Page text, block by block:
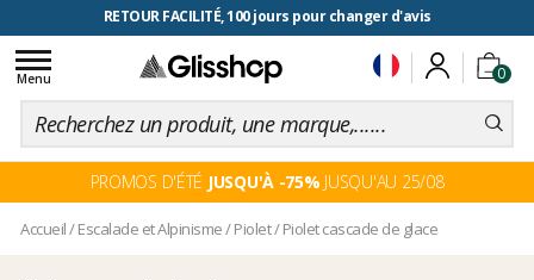
RETOUR FACILITÉ, 100 jours pour changer d'avis
0
Toggle
navigation
Menu
PROMOS D'ÉTÉ JUSQU'À -75% JUSQU'AU 25/08
Accueil/Escalade et Alpinisme/Piolet/Piolet cascade de glace